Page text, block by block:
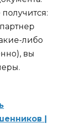
либо
вы
|